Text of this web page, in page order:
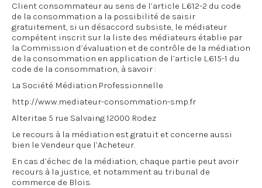
Client consommateur au sens de l’article L.612-2 du code
de la consommation a la possibilité de saisir
gratuitement, si un désaccord subsiste, le médiateur
compétent inscrit sur la liste des médiateurs établie par
la Commission d’évaluation et de contrôle de la médiation
de la consommation en application de l’article L.615-1 du
code de la consommation, à savoir :
La Société Médiation Professionnelle
http://www.mediateur-consommation-smp.fr
Alteritae 5 rue Salvaing 12000 Rodez
Le recours à la médiation est gratuit et concerne aussi
bien le Vendeur que l’Acheteur.
En cas d’échec de la médiation, chaque partie peut avoir
recours à la justice, et notamment au tribunal de
commerce de Blois.